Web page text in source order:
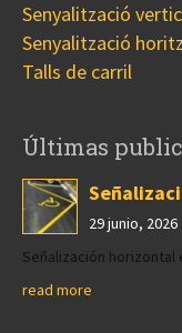
Senyalització
Senyalització
Talls de carril
Últimas
29 junio, 2026
Señalización horizontal
read more